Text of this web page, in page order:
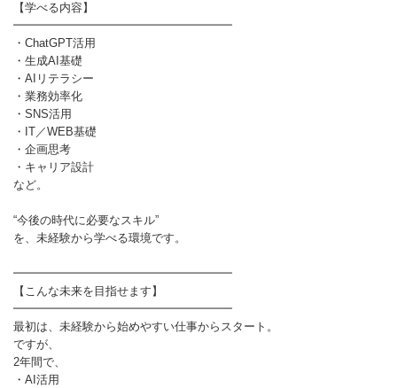
【学べる内容】
━━━━━━━━━━━━━━━━━━━
・ChatGPT活用
・生成AI基礎
・AIリテラシー
・業務効率化
・SNS活用
・IT／WEB基礎
・企画思考
・キャリア設計
など。
“今後の時代に必要なスキル”
を、未経験から学べる環境です。
━━━━━━━━━━━━━━━━━━━
【こんな未来を目指せます】
━━━━━━━━━━━━━━━━━━━
最初は、未経験から始めやすい仕事からスタート。
ですが、
2年間で、
・AI活用